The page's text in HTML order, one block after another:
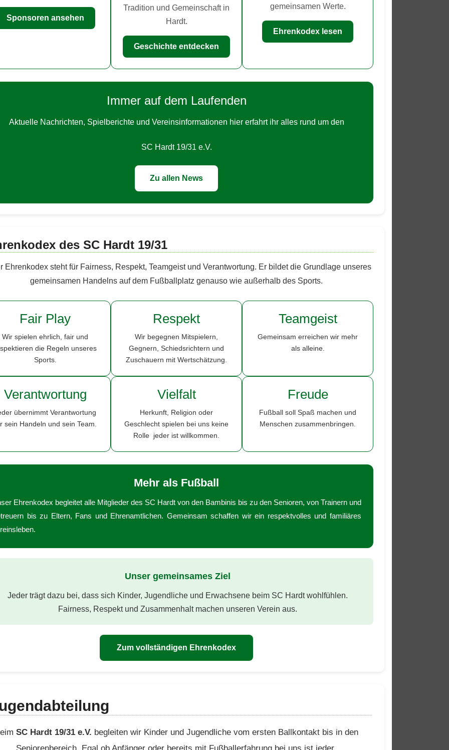
Sponsoren ansehen
Tradition und Gemeinschaft in
Hardt.
Geschichte entdecken
gemeinsamen Werte.
Ehrenkodex lesen
Immer auf dem Laufenden
Aktuelle Nachrichten, Spielberichte und Vereinsinformationen hier erfahrt ihr alles rund um den
SC Hardt 19/31 e.V.
Zu allen News
des SC Hardt 19/31
Ehrenkodex steht für Fairness, Respekt, Teamgeist und Verantwortung. Er bildet die Grundlage unseres
gemeinsamen Handelns auf dem Fußballplatz genauso wie außerhalb des Sports.
Fair Play
Wir spielen ehrlich, fair und
die Regeln unseres
Sports.
Respekt
Wir begegnen Mitspielern,
Gegnern, Schiedsrichtern und
Zuschauern mit Wertschätzung.
Teamgeist
Gemeinsam erreichen wir mehr
als alleine.
Verantwortung
übernimmt Verantwortung
sein Handeln und sein Team.
Vielfalt
Herkunft, Religion oder
Geschlecht spielen bei uns keine
Rolle jeder ist willkommen.
Freude
Fußball soll Spaß machen und
Menschen zusammenbringen.
Mehr als Fußball
Ehrenkodex begleitet alle Mitglieder des SC Hardt von den Bambinis bis zu den Senioren, von Trainern und
bis zu Eltern, Fans und Ehrenamtlichen. Gemeinsam schaffen wir ein respektvolles und familiäres
Unser gemeinsames Ziel
Jeder trägt dazu bei, dass sich Kinder, Jugendliche und Erwachsene beim SC Hardt wohlfühlen.
Fairness, Respekt und Zusammenhalt machen unseren Verein aus.
Zum vollständigen Ehrenkodex
SC Hardt 19/31 e.V. begleiten wir Kinder und Jugendliche vom ersten Ballkontakt bis in den